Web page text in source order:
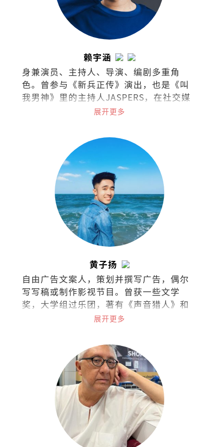
赖宇涵
身兼演员、主持人、导演、编剧多重角
色。曾参与《新兵正传》演出，也是《叫
我男神》里的主持人JASPERS，在社交媒
体上是广为人知的“暴牙菇”。
展开更多
黄子扬
自由广告文案人，策划并撰写广告，偶尔
写写稿或制作影视节目。曾获一些文学
奖，大学组过乐团，著有《声音猎人》和
《徒手杀死那只狐狸》。
展开更多